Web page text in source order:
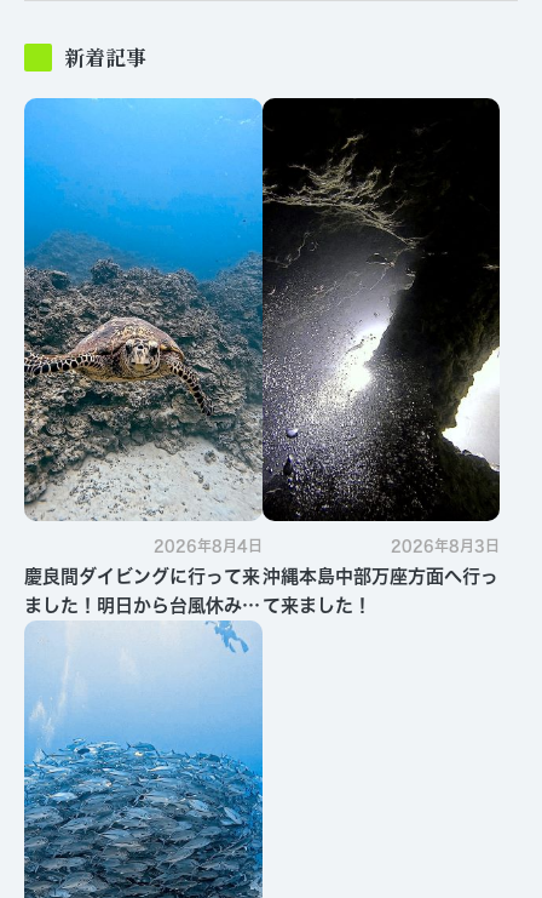
新着記事
2026年8月4日
慶良間ダイビングに行って来
ました！明日から台風休みで
す・・・
2026年8月3日
沖縄本島中部万座方面へ行っ
て来ました！